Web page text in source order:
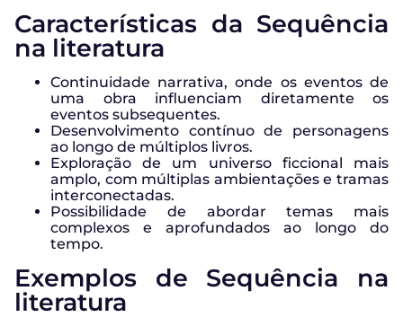
Características da Sequência
na literatura
Continuidade narrativa, onde os eventos de
uma obra influenciam diretamente os
eventos subsequentes.
Desenvolvimento contínuo de personagens
ao longo de múltiplos livros.
Exploração de um universo ficcional mais
amplo, com múltiplas ambientações e tramas
interconectadas.
Possibilidade de abordar temas mais
complexos e aprofundados ao longo do
tempo.
Exemplos de Sequência na
literatura